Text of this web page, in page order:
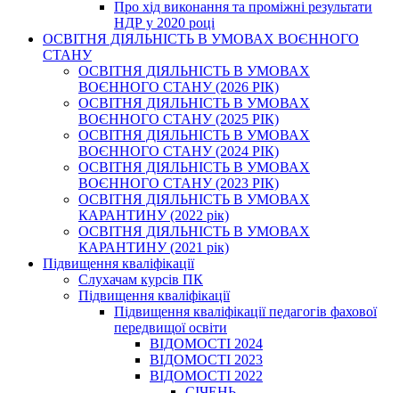
Про хід виконання та проміжні результати
НДР у 2020 році
ОСВІТНЯ ДІЯЛЬНІСТЬ В УМОВАХ ВОЄННОГО
СТАНУ
ОСВІТНЯ ДІЯЛЬНІСТЬ В УМОВАХ
ВОЄННОГО СТАНУ (2026 РІК)
ОСВІТНЯ ДІЯЛЬНІСТЬ В УМОВАХ
ВОЄННОГО СТАНУ (2025 РІК)
ОСВІТНЯ ДІЯЛЬНІСТЬ В УМОВАХ
ВОЄННОГО СТАНУ (2024 РІК)
ОСВІТНЯ ДІЯЛЬНІСТЬ В УМОВАХ
ВОЄННОГО СТАНУ (2023 РІК)
ОСВІТНЯ ДІЯЛЬНІСТЬ В УМОВАХ
КАРАНТИНУ (2022 рік)
ОСВІТНЯ ДІЯЛЬНІСТЬ В УМОВАХ
КАРАНТИНУ (2021 рік)
Підвищення кваліфікації
Слухачам курсів ПК
Підвищення кваліфікації
Підвищення кваліфікації педагогів фахової
передвищої освіти
ВІДОМОСТІ 2024
ВІДОМОСТІ 2023
ВІДОМОСТІ 2022